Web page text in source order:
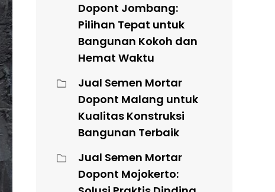
Dopont Jombang:
Pilihan Tepat untuk
Bangunan Kokoh dan
Hemat Waktu
Jual Semen Mortar
Dopont Malang untuk
Kualitas Konstruksi
Bangunan Terbaik
Jual Semen Mortar
Dopont Mojokerto: